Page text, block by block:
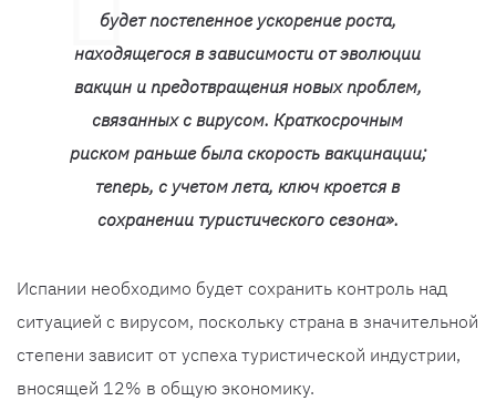
будет постепенное ускорение роста,
находящегося в зависимости от эволюции
вакцин и предотвращения новых проблем,
связанных с вирусом. Краткосрочным
риском раньше была скорость вакцинации;
теперь, с учетом лета, ключ кроется в
сохранении туристического сезона».
Испании необходимо будет сохранить контроль над
ситуацией с вирусом, поскольку страна в значительной
степени зависит от успеха туристической индустрии,
вносящей 12% в общую экономику.